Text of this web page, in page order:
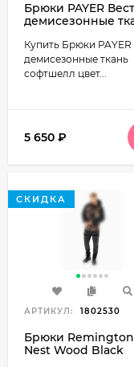
Брюки PAYER Вест
демисезонные
т.графит
Купить Брюки PAYER
демисезонные ткань
софтшелл цвет...
5 650 ₽
СКИДКА
АРТИКУЛ: 1802530
Брюки Remington
Nest Wood Black